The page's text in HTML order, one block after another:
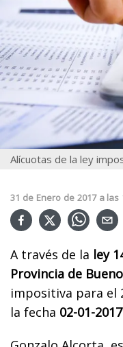
Alícuotas de la ley
31 de Enero de 2017 a las
A través de la ley
Provincia de
impositiva para el
la fecha 02-01-2017